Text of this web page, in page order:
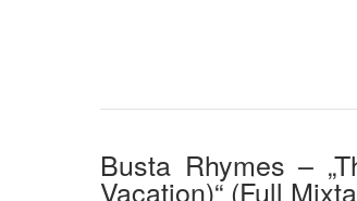
Busta Rhymes –
Vacation)“ (Full